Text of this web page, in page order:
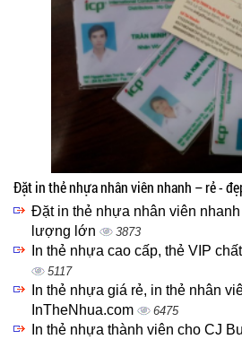
Đặt in thẻ nhựa nhân viên nhanh – rẻ -
Đặt in thẻ nhựa nhân viên
lượng lớn
3873
In thẻ nhựa cao cấp, thẻ VIP
5117
In thẻ nhựa giá rẻ, in thẻ nhân
InTheNhua.com
6475
In thẻ nhựa thành viên cho CJ